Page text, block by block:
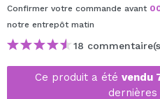
Confirmer votre commande avant
notre entrepôt matin
18
Ce produit a été vendu
dernières